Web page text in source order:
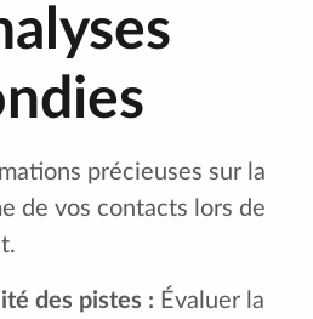
précieuses sur la
de vos contacts lors de
des pistes : Évaluer la